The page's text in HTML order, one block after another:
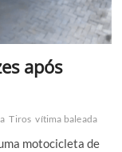
após
Tiros vítima baleada
motocicleta de